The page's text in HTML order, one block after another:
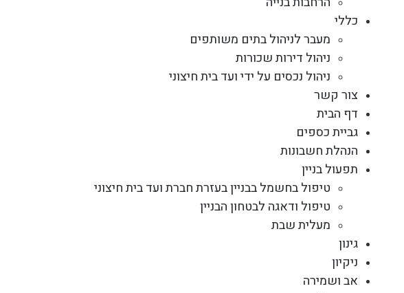
כללי
מעבר לניהול בתים משותפים
ניהול דירות שכורות
ניהול נכסים על ידי ועד בית חיצוני
צור קשר
דף הבית
גביית כספים
הנהלת חשבונות
תפעול בניין
טיפול בחשמל בבניין בעזרת חברת ועד בית חיצוני
טיפול ודאגה לבטחון הבניין
מעלית שבת
גינון
ניקיון
אב ושמירה